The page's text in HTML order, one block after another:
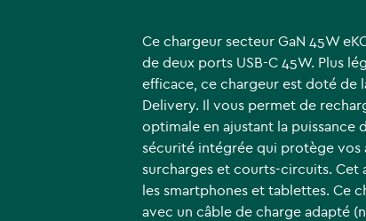
Ce chargeur secteur GaN 45W
de deux ports USB-C 45W. Plus
efficace, ce chargeur est doté de
Delivery. Il vous permet de
optimale en ajustant la puissance
sécurité intégrée qui protège vos
surcharges et courts-circuits. Cet
les smartphones et tablettes. Ce
avec un câble de charge adapté